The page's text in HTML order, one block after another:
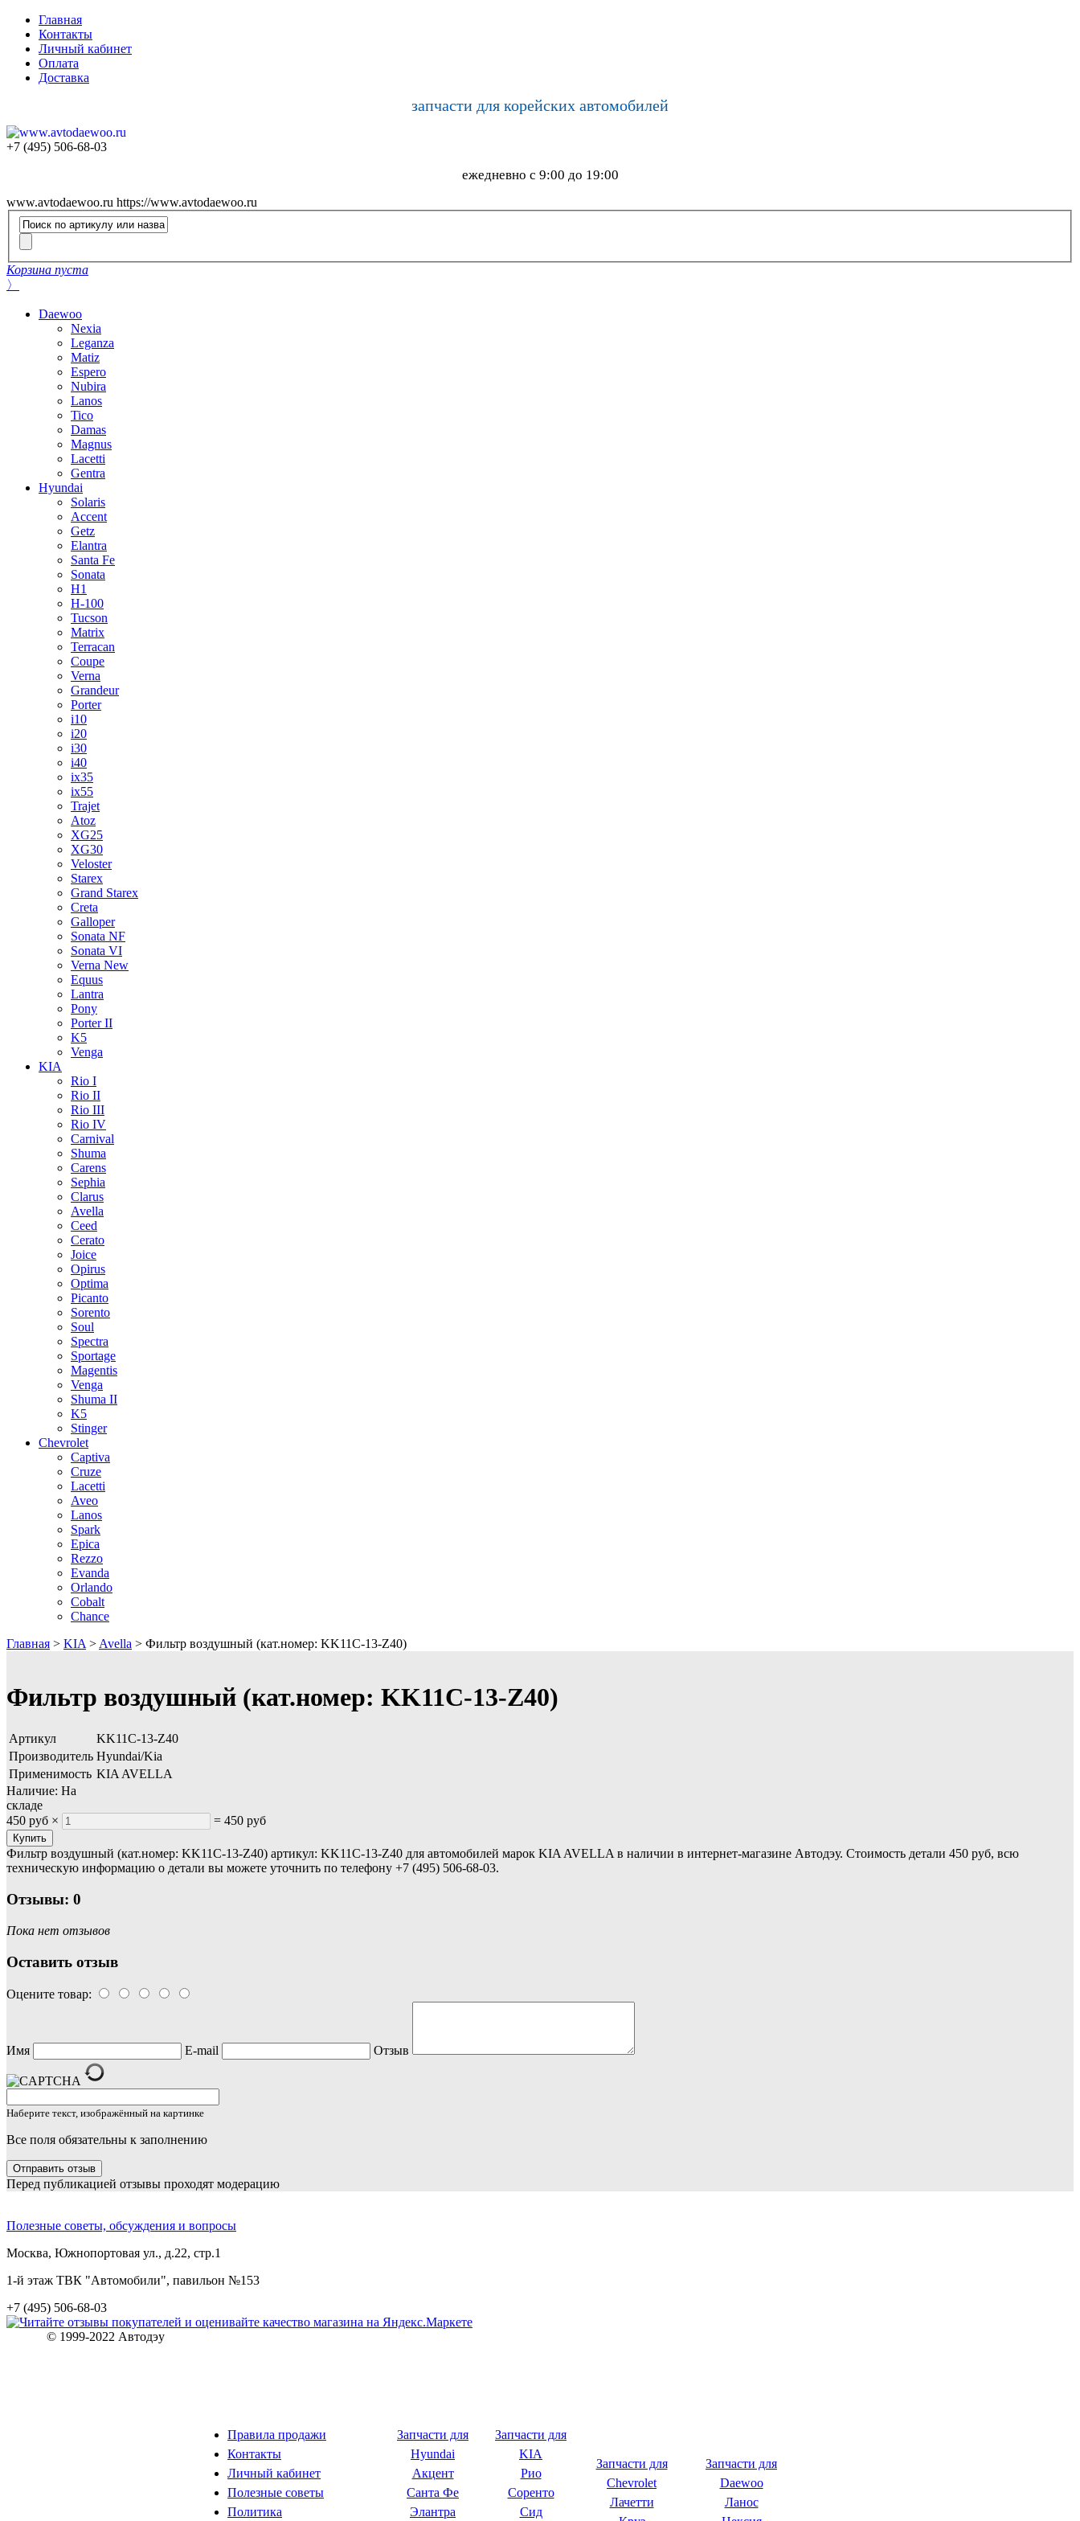
Главная
Контакты
Личный кабинет
Оплата
Доставка
запчасти для корейских автомобилей
+7 (495) 506-68-03
ежедневно с 9:00 до 19:00
www.avtodaewoo.ru https://www.avtodaewoo.ru
Корзина пуста
〉
Daewoo
Nexia
Leganza
Matiz
Espero
Nubira
Lanos
Tico
Damas
Magnus
Lacetti
Gentra
Hyundai
Solaris
Accent
Getz
Elantra
Santa Fe
Sonata
H1
H-100
Tucson
Matrix
Terracan
Coupe
Verna
Grandeur
Porter
i10
i20
i30
i40
ix35
ix55
Trajet
Atoz
XG25
XG30
Veloster
Starex
Grand Starex
Creta
Galloper
Sonata NF
Sonata VI
Verna New
Equus
Lantra
Pony
Porter II
K5
Venga
KIA
Rio I
Rio II
Rio III
Rio IV
Carnival
Shuma
Carens
Sephia
Clarus
Avella
Ceed
Cerato
Joice
Opirus
Optima
Picanto
Sorento
Soul
Spectra
Sportage
Magentis
Venga
Shuma II
K5
Stinger
Chevrolet
Captiva
Cruze
Lacetti
Aveo
Lanos
Spark
Epica
Rezzo
Evanda
Orlando
Cobalt
Chance
Главная > KIA > Avella > Фильтр воздушный (кат.номер: KK11C-13-Z40)
Фильтр воздушный (кат.номер: KK11C-13-Z40)
Артикул
KK11C-13-Z40
Производитель Hyundai/Kia
Применимость KIA AVELLA
Наличие: На
складе
450 руб × = 450 руб
Фильтр воздушный (кат.номер: KK11C-13-Z40) артикул: KK11C-13-Z40 для автомобилей марок KIA AVELLA в наличии в интернет-магазине Автодэу. Стоимость детали 450 руб, всю
техническую информацию о детали вы можете уточнить по телефону +7 (495) 506-68-03.
Отзывы: 0
Пока нет отзывов
Оставить отзыв
Оцените товар:
Имя E-mail Отзыв
Наберите текст, изображённый на картинке
Все поля обязательны к заполнению
Перед публикацией отзывы проходят модерацию
Полезные советы, обсуждения и вопросы
Москва, Южнопортовая ул., д.22, стр.1
1-й этаж ТВК "Автомобили", павильон №153
+7 (495) 506-68-03
Правила продажи
Контакты
Личный кабинет
Полезные советы
Политика
Запчасти для
Hyundai
Акцент
Санта Фе
Элантра
Запчасти для
KIA
Рио
Соренто
Сид
Запчасти для
Chevrolet
Лачетти
Запчасти для
Daewoo
Ланос
© 1999-2022 Автодэу